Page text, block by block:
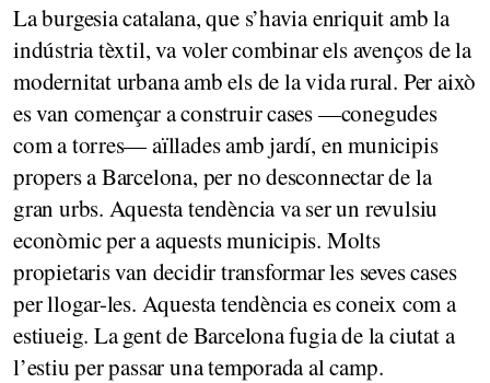
La burgesia catalana, que s’havia enriquit amb la
indústria tèxtil, va voler combinar els avenços de la
modernitat urbana amb els de la vida rural. Per això
es van començar a construir cases —conegudes
com a torres— aïllades amb jardí, en municipis
propers a Barcelona, per no desconnectar de la
gran urbs. Aquesta tendència va ser un revulsiu
econòmic per a aquests municipis. Molts
propietaris van decidir transformar les seves cases
per llogar-les. Aquesta tendència es coneix com a
estiueig. La gent de Barcelona fugia de la ciutat a
l’estiu per passar una temporada al camp.